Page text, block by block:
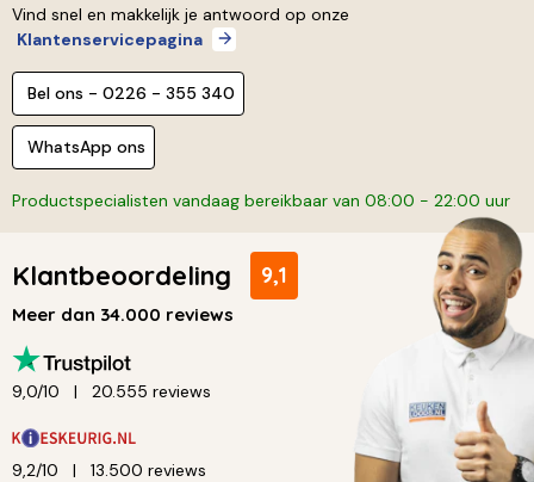
Vind snel en makkelijk je antwoord op onze
Klantenservicepagina
Bel ons - 0226 - 355 340
WhatsApp ons
Productspecialisten vandaag bereikbaar van 08:00 - 22:00 uur
Klantbeoordeling 9,1
Meer dan 34.000 reviews
9,0/10 20.555 reviews
9,2/10 13.500 reviews